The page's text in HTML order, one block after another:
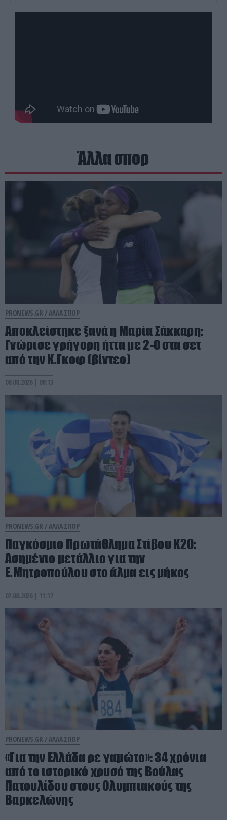
Άλλα σπορ
PRONEWS.GR /ΑΛΛΑ ΣΠΟΡ
Αποκλείστηκε ξανά η Μαρία Σάκκαρη:
Γνώρισε γρήγορη ήττα με 2-0 στα σετ
από την Κ.Γκοφ (βίντεο)
08.08.2026 | 08:13
PRONEWS.GR /ΑΛΛΑ ΣΠΟΡ
Παγκόσμιο Πρωτάθλημα Στίβου Κ20:
Ασημένιο μετάλλιο για την
Ε.Μητροπούλου στο άλμα εις μήκος
07.08.2026 | 11:17
PRONEWS.GR / ΑΛΛΑ ΣΠΟΡ
«Για την Ελλάδα ρε γαμώτο»: 34 χρόνια
από το ιστορικό χρυσό της Βούλας
Πατουλίδου στους Ολυμπιακούς της
Βαρκελώνης